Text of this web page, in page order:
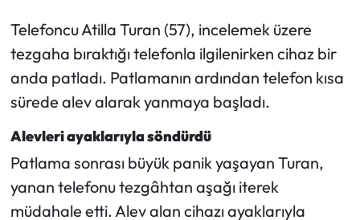
Telefoncu Atilla Turan (57), incelemek üzere
tezgaha bıraktığı telefonla ilgilenirken cihaz bir
anda patladı. Patlamanın ardından telefon kısa
sürede alev alarak yanmaya başladı.
Alevleri ayaklarıyla söndürdü
Patlama sonrası büyük panik yaşayan Turan,
yanan telefonu tezgâhtan aşağı iterek
müdahale etti. Alev alan cihazı ayaklarıyla
Sağlık
Siyaset
Spor
Sungurlu Haberleri
Turizm